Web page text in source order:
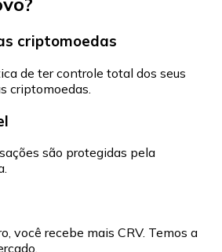
criptomoedas
de ter controle total dos seus
criptomoedas.
são protegidas pela
você recebe mais CRV. Temos a